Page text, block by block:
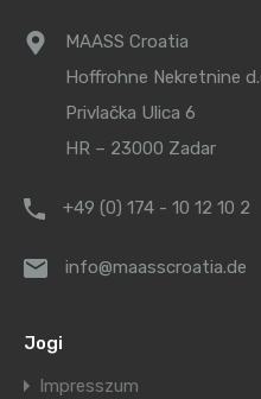
MAASS Croatia
Hoffrohne Nekretnine
Privlačka Ulica 6
HR – 23000 Zadar
+49 (0) 174 - 10 12 10 2
info@maasscroatia.de
Jogi
Impresszum